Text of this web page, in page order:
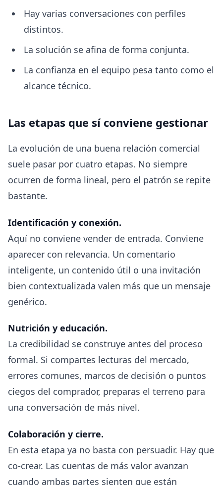
Hay varias conversaciones con perfiles
distintos.
La solución se afina de forma conjunta.
La confianza en el equipo pesa tanto como el
alcance técnico.
Las etapas que sí conviene gestionar
La evolución de una buena relación comercial
suele pasar por cuatro etapas. No siempre
ocurren de forma lineal, pero el patrón se repite
bastante.
Identificación y conexión.
Aquí no conviene vender de entrada. Conviene
aparecer con relevancia. Un comentario
inteligente, un contenido útil o una invitación
bien contextualizada valen más que un mensaje
genérico.
Nutrición y educación.
La credibilidad se construye antes del proceso
formal. Si compartes lecturas del mercado,
errores comunes, marcos de decisión o puntos
ciegos del comprador, preparas el terreno para
una conversación de más nivel.
Colaboración y cierre.
En esta etapa ya no basta con persuadir. Hay que
co-crear. Las cuentas de más valor avanzan
cuando ambas partes sienten que están